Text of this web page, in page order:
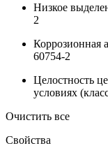
Низкое
2
Коррозионная
60754-2
Целостность
условиях
Очистить все
Свойства